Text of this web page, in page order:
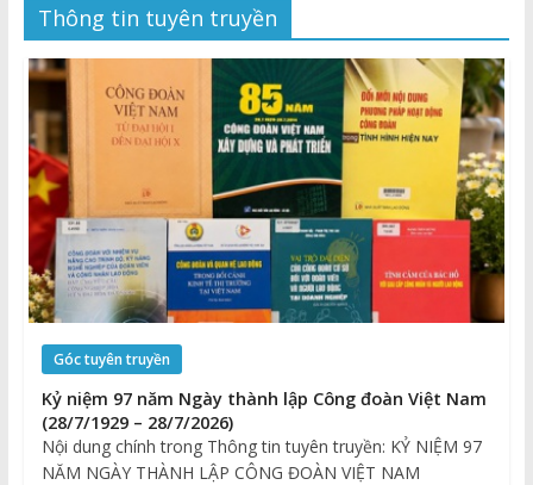
Thông tin tuyên truyền
Góc tuyên truyền
Kỷ niệm 97 năm Ngày thành lập Công đoàn Việt Nam
(28/7/1929 – 28/7/2026)
Nội dung chính trong Thông tin tuyên truyền: KỶ NIỆM 97
NĂM NGÀY THÀNH LẬP CÔNG ĐOÀN VIỆT NAM